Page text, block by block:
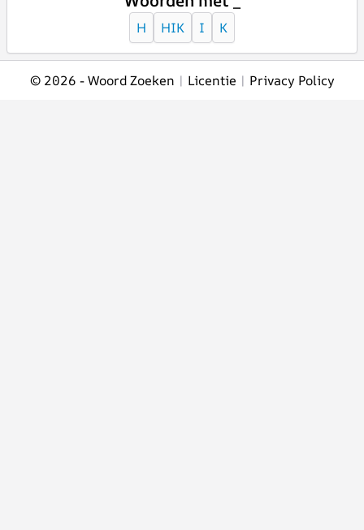
H HIK I K
© 2026 -Woord Zoeken | Licentie | Privacy Policy